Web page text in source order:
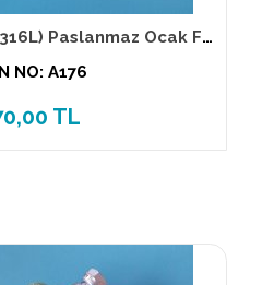
Flex 1/2-1/2 50cm (316L) Paslanmaz Ocak Flexi TS EN 14800
NO: A176
TL